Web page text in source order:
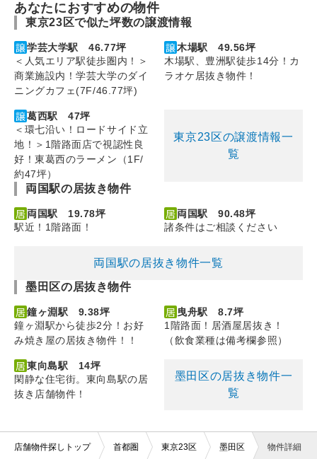
あなたにおすすめの物件
東京23区で似た坪数の譲渡情報
学芸大学駅 46.77坪
＜人気エリア駅徒歩圏内！＞
商業施設内！学芸大学のダイ
ニングカフェ(7F/46.77坪)
木場駅 49.56坪
木場駅、豊洲駅徒歩14分！カ
ラオケ居抜き物件！
葛西駅 47坪
＜環七沿い！ロードサイド立
地！＞1階路面店で視認性良
好！東葛西のラーメン（1F/
約47坪）
東京23区の譲渡情報一
覧
両国駅の居抜き物件
両国駅 19.78坪
駅近！1階路面！
両国駅 90.48坪
諸条件はご相談ください
両国駅の居抜き物件一覧
墨田区の居抜き物件
鐘ヶ淵駅 9.38坪
鐘ヶ淵駅から徒歩2分！お好
み焼き屋の居抜き物件！！
曳舟駅 8.7坪
1階路面！居酒屋居抜き！
（飲食業種は備考欄参照）
東向島駅 14坪
閑静な住宅街。東向島駅の居
抜き店舗物件！
墨田区の居抜き物件一
覧
店舗物件探しトップ 首都圏 東京23区 墨田区 物件詳細